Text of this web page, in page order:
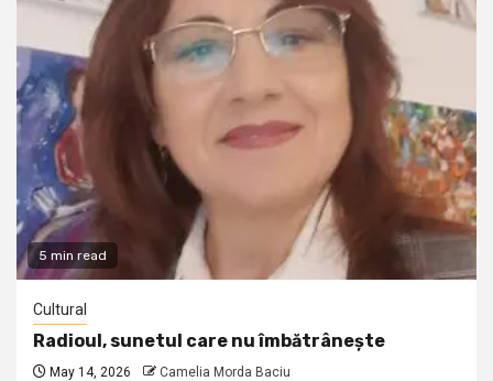
5 min read
Cultural
Radioul, sunetul care nu îmbătrânește
May 14, 2026 Camelia Morda Baciu